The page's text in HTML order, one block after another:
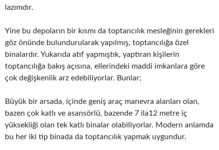
lazımdır.
Yine bu depoların bir kısmı da toptancılık mesleğinin gerekleri
göz önünde bulundurularak yapılmış, toptancılığa özel
binalardır. Yukarıda atıf yapmıştık, yaptıran kişilerin
toptancılığa bakış açısına, ellerindeki maddi imkanlara göre
çok değişkenlik arz edebiliyorlar. Bunlar;
Büyük bir arsada, içinde geniş araç manevra alanları olan,
bazen çok katlı ve asansörlü, bazende 7 ila12 metre iç
yüksekliği olan tek katlı binalar olabiliyorlar. Modern anlamda
bu her iki tip binada da toptancılık yapmak uygundur.